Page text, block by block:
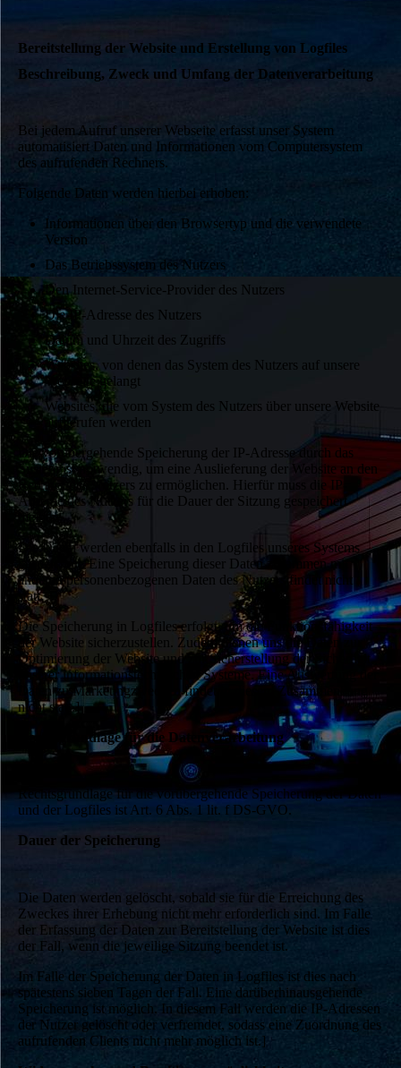
Bereitstellung der Website und Erstellung von Logfiles
Beschreibung, Zweck und Umfang der Datenverarbeitung
Bei jedem Aufruf unserer Webseite erfasst unser System
automatisiert Daten und Informationen vom Computersystem
des aufrufenden Rechners.
Folgende Daten werden hierbei erhoben:
Informationen über den Browsertyp und die verwendete
Version
Das Betriebssystem des Nutzers
Den Internet-Service-Provider des Nutzers
Die IP-Adresse des Nutzers
Datum und Uhrzeit des Zugriffs
Websites, von denen das System des Nutzers auf unsere
Webseite gelangt
Websites, die vom System des Nutzers über unsere Website
aufgerufen werden
Die vorübergehende Speicherung der IP-Adresse durch das
System ist notwendig, um eine Auslieferung der Website an den
Rechner des Nutzers zu ermöglichen. Hierfür muss die IP-
Adresse des Nutzers für die Dauer der Sitzung gespeichert
bleiben.
Die Daten werden ebenfalls in den Logfiles unseres Systems
gespeichert. Eine Speicherung dieser Daten zusammen mit
anderen personenbezogenen Daten des Nutzers findet nicht
statt.
Die Speicherung in Logfiles erfolgt, um die Funktionsfähigkeit
der Website sicherzustellen. Zudem dienen uns die Daten zur
Optimierung der Website und zur Sicherstellung der Sicherheit
unserer informationstechnischen Systeme. Eine Auswertung der
Daten zu Marketingzwecken findet in diesem Zusammenhang
nicht statt.]
Rechtsgrundlage für die Datenverarbeitung
Rechtsgrundlage für die vorübergehende Speicherung der Daten
und der Logfiles ist Art. 6 Abs. 1 lit. f DS-GVO.
Dauer der Speicherung
Die Daten werden gelöscht, sobald sie für die Erreichung des
Zweckes ihrer Erhebung nicht mehr erforderlich sind. Im Falle
der Erfassung der Daten zur Bereitstellung der Website ist dies
der Fall, wenn die jeweilige Sitzung beendet ist.
Im Falle der Speicherung der Daten in Logfiles ist dies nach
spätestens sieben Tagen der Fall. Eine darüberhinausgehende
Speicherung ist möglich. In diesem Fall werden die IP-Adressen
der Nutzer gelöscht oder verfremdet, sodass eine Zuordnung des
aufrufenden Clients nicht mehr möglich ist.]